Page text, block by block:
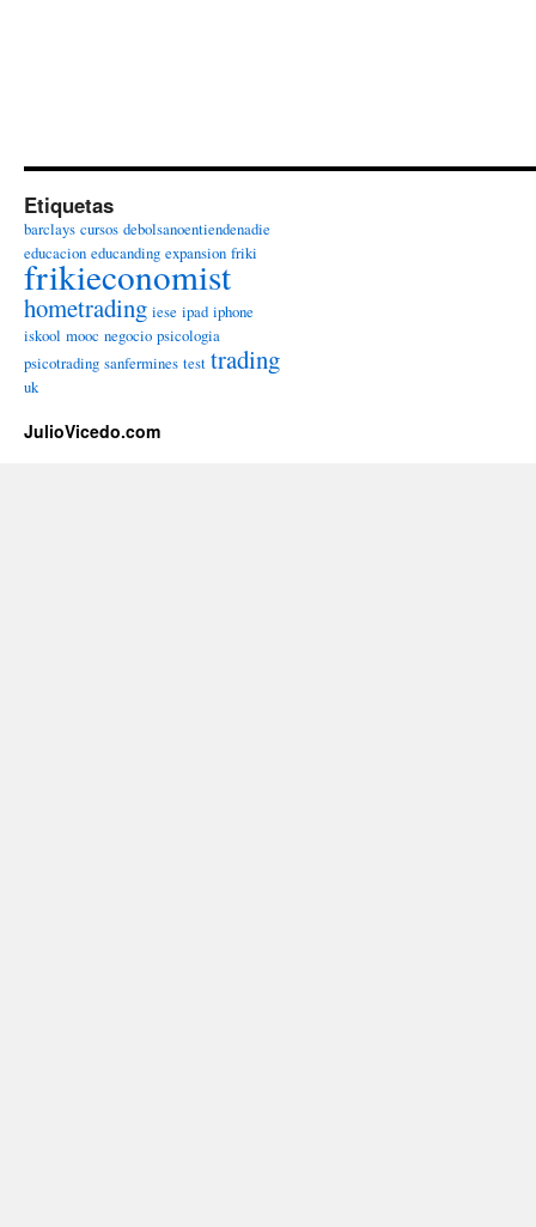
Etiquetas
barclays cursos debolsanoentiendenadie
educacion educanding expansion friki
frikieconomist
hometrading iese ipad iphone
iskool mooc negocio psicologia
psicotrading sanfermines test trading
uk
JulioVicedo.com